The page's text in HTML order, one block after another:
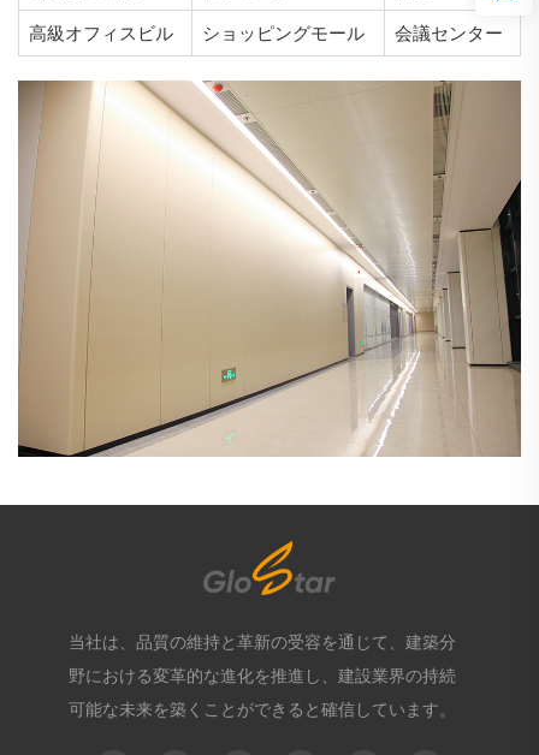
高級オフィスビル
ショッピングモール 会議センター
当社は、品質の維持と革新の受容を通じて、建築分
野における変革的な進化を推進し、建設業界の持続
可能な未来を築くことができると確信しています。